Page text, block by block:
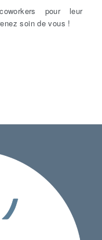
pour leur
soin de vous !